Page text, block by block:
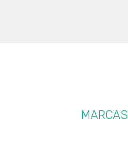
MARCAS